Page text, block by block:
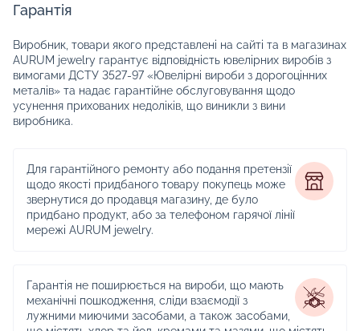
Гарантія
Виробник, товари якого представлені на сайті та в магазинах
AURUM jewelry гарантує відповідність ювелірних виробів з
вимогами ДСТУ 3527-97 «Ювелірні вироби з дорогоцінних
металів» та надає гарантійне обслуговування щодо
усунення прихованих недоліків, що виникли з вини
виробника.
Для гарантійного ремонту або подання претензії
щодо якості придбаного товару покупець може
звернутися до продавця магазину, де було
придбано продукт, або за телефоном гарячої лінії
мережі AURUM jewelry.
Гарантія не поширюється на вироби, що мають
механічні пошкодження, сліди взаємодії з
лужними миючими засобами, а також засобами,